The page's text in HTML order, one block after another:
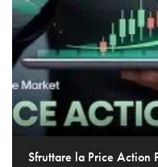
Sfruttare la Price Action